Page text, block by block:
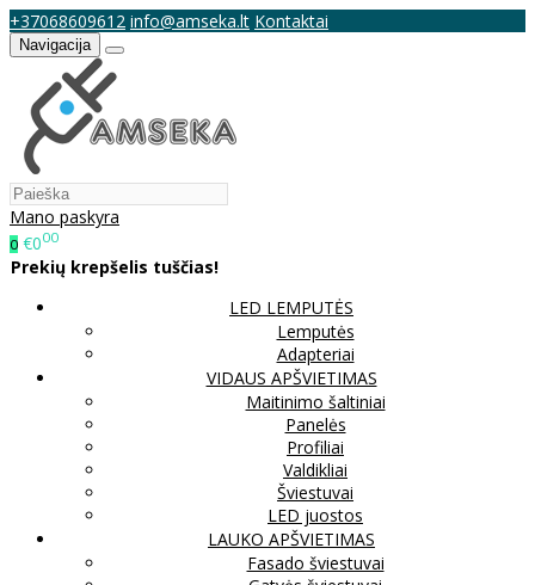
+37068609612 info@amseka.lt Kontaktai
Navigacija
Mano paskyra
0 €000
Prekių krepšelis tuščias!
LED LEMPUTĖS
Lemputės
Adapteriai
VIDAUS APŠVIETIMAS
Maitinimo šaltiniai
Panelės
Profiliai
Valdikliai
Šviestuvai
LED juostos
LAUKO APŠVIETIMAS
Fasado šviestuvai